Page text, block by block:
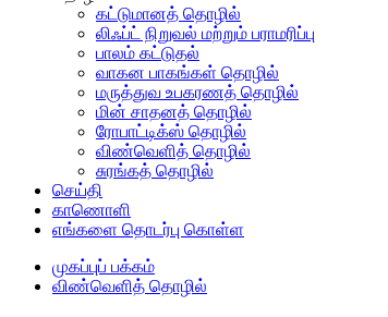
கட்டுமானத் தொழில்
லிஃப்ட் நிறுவல் மற்றும் பராமரிப்பு
பாலம் கட்டுதல்
வாகன பாகங்கள் தொழில்
மருத்துவ உபகரணத் தொழில்
மின் சாதனத் தொழில்
ரோபாட்டிக்ஸ் தொழில்
விண்வெளித் தொழில்
சுரங்கத் தொழில்
செய்தி
காணொளி
எங்களை தொடர்பு கொள்ள
முகப்புப் பக்கம்
விண்வெளித் தொழில்